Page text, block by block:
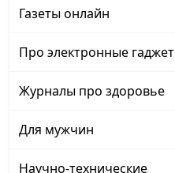
Газеты онлайн
Про электронные
Журналы про здоровье
Для мужчин
Научно-технические